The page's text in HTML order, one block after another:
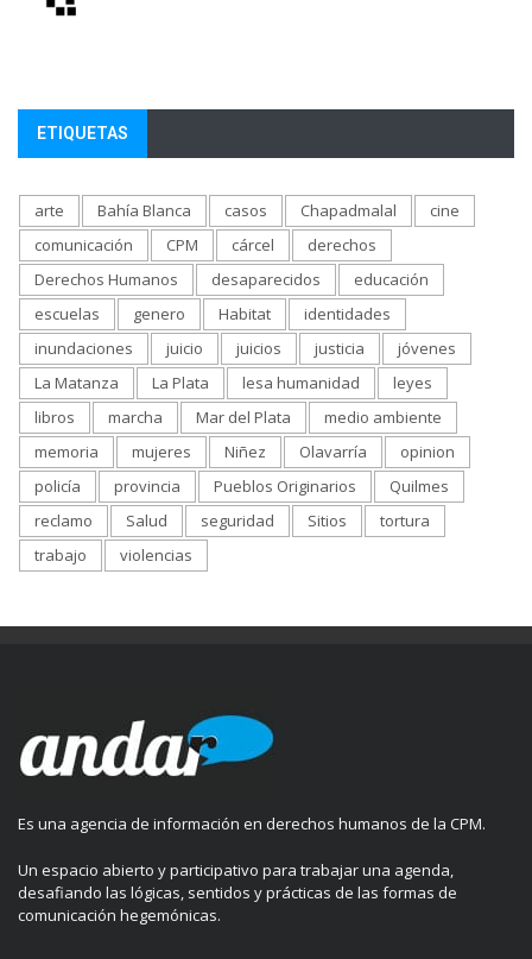
ETIQUETAS
arte Bahía Blanca casos Chapadmalal
cine
comunicación
CPM cárcel
derechos
Derechos Humanos
desaparecidos
educación
escuelas
genero Habitat
identidades
inundaciones
juicio juicios justicia
jóvenes
La Matanza
La Plata lesa humanidad
leyes
libros
marcha Mar del Plata
medio ambiente
memoria
mujeres Niñez Olavarría
opinion
policía
provincia Pueblos Originarios
Quilmes
reclamo
Salud seguridad Sitios
tortura
trabajo
violencias
Es una agencia de información en derechos humanos de la CPM.
Un espacio abierto y participativo para trabajar una agenda,
desafiando las lógicas, sentidos y prácticas de las formas de
comunicación hegemónicas.